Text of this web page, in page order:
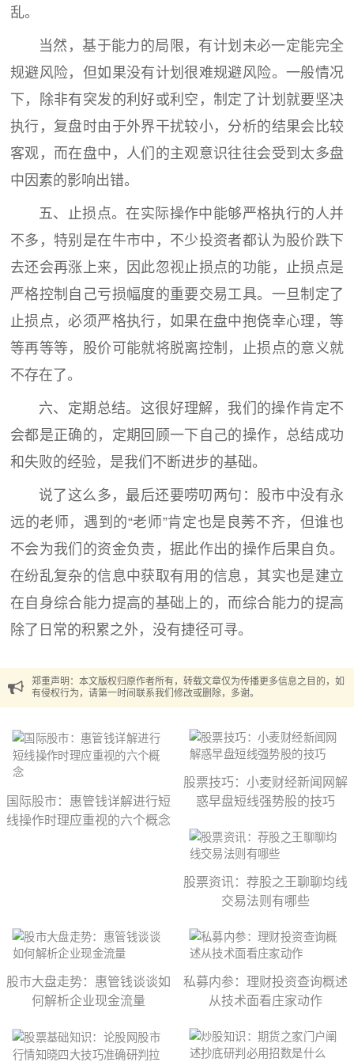
乱。
当然，基于能力的局限，有计划未必一定能完全
规避风险，但如果没有计划很难规避风险。一般情况
下，除非有突发的利好或利空，制定了计划就要坚决
执行，复盘时由于外界干扰较小，分析的结果会比较
客观，而在盘中，人们的主观意识往往会受到太多盘
中因素的影响出错。
五、止损点。在实际操作中能够严格执行的人并
不多，特别是在牛市中，不少投资者都认为股价跌下
去还会再涨上来，因此忽视止损点的功能，止损点是
严格控制自己亏损幅度的重要交易工具。一旦制定了
止损点，必须严格执行，如果在盘中抱侥幸心理，等
等再等等，股价可能就将脱离控制，止损点的意义就
不存在了。
六、定期总结。这很好理解，我们的操作肯定不
会都是正确的，定期回顾一下自己的操作，总结成功
和失败的经验，是我们不断进步的基础。
说了这么多，最后还要唠叨两句：股市中没有永
远的老师，遇到的“老师”肯定也是良莠不齐，但谁也
不会为我们的资金负责，据此作出的操作后果自负。
在纷乱复杂的信息中获取有用的信息，其实也是建立
在自身综合能力提高的基础上的，而综合能力的提高
除了日常的积累之外，没有捷径可寻。
郑重声明：本文版权归原作者所有，转载文章仅为传播更多信息之目的，如
有侵权行为，请第一时间联系我们修改或删除，多谢。
国际股市：惠管钱详解进行短
线操作时理应重视的六个概念
股票技巧：小麦财经新闻网解
惑早盘短线强势股的技巧
股票资讯：荐股之王聊聊均线
交易法则有哪些
股市大盘走势：惠管钱谈谈如
何解析企业现金流量
私募内参：理财投资查询概述
从技术面看庄家动作